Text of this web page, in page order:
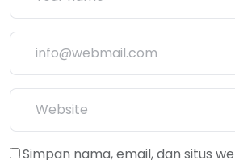
Simpan nama, email, dan situs